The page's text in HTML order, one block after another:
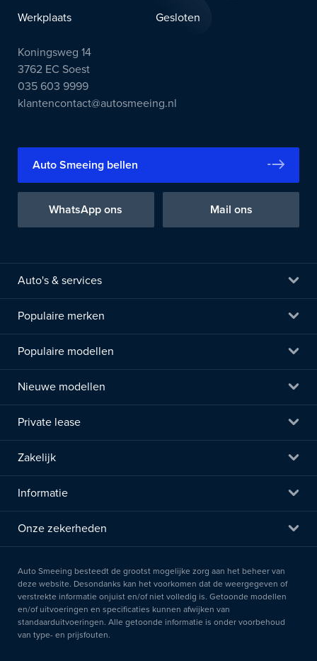
Werkplaats
Gesloten
Koningsweg 14
3762 EC Soest
035 603 9999
klantencontact@autosmeeing.nl
Auto Smeeing bellen
WhatsApp ons Mail ons
Auto's & services
Populaire merken
Populaire modellen
Nieuwe modellen
Private lease
Zakelijk
Informatie
Onze zekerheden
Auto Smeeing besteedt de grootst mogelijke zorg aan het beheer van
deze website. Desondanks kan het voorkomen dat de weergegeven of
verstrekte informatie onjuist en/of niet volledig is. Getoonde modellen
en/of uitvoeringen en specificaties kunnen afwijken van
standaarduitvoeringen. Alle getoonde informatie is onder voorbehoud
van type- en prijsfouten.